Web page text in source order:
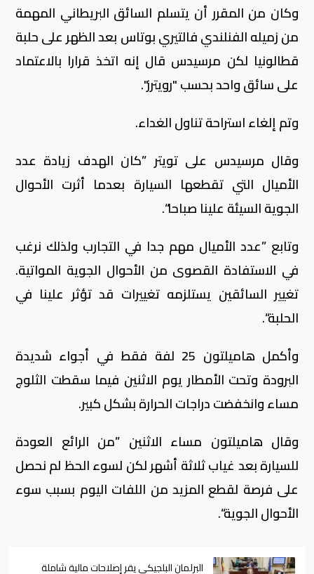
وكان من المقرر أن يتسلم السائق البريطاني المهمة
من زميله الفنلندي فالتيري بوتاس بعد الظهر على حلبة
قطالونيا لكن مرسيدس قال إنه اتخذ قرارا بالاعتماد
على سائق واحد بحسب "رويترز".
وتم إلغاء استراحة تناول الغداء.
وقال مرسيدس على تويتر ”كان الهدف زيادة عدد
الأميال التي تقطعها السيارة بعدما أثرت الأحوال
الجوية السيئة علينا صباحا“.
وتابع ”عدد الأميال مهم جدا في التجارب ولذلك نرغب
في الاستفادة القصوى من الأحوال الجوية المواتية.
تغيير السائقين يستلزمه تغييرات قد تؤثر علينا في
الحلبة“.
وأكمل هاميلتون 25 لفة فقط في أجواء شديدة
البرودة وتحت الأمطار يوم الاثنين فيما سقطت الثلوج
مساء وانخفضت دراجات الحرارة بشكل كبير.
وقال هاميلتون مساء الاثنين ”من الرائع العودة
للسيارة بعد غياب ثلاثة أشهر لكن لسوء الحظ لم نحصل
على فرصة لقطع المزيد من اللفات اليوم بسبب سوء
الأحوال الجوية“.
البرلمان البلجيكي يقر إصلاحات مالية شاملة